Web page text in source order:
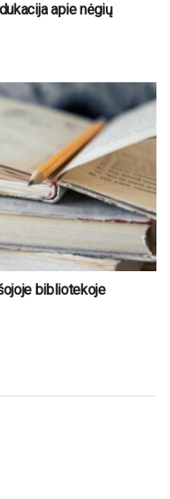
apie nėgių
bibliotekoje